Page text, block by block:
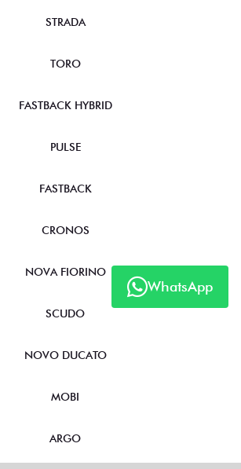
WhatsApp
STRADA
TORO
FASTBACK HYBRID
PULSE
FASTBACK
CRONOS
NOVA FIORINO
SCUDO
NOVO DUCATO
MOBI
ARGO